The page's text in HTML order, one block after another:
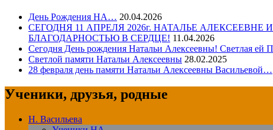
День Рождения НА… 20.04.2026
СЕГОДНЯ 11 АПРЕЛЯ 2026г. НАТАЛЬЕ
БЛАГОДАРНОСТЬЮ В СЕРДЦЕ! 11.04.2026
Сегодня День рождения Натальи Алексеевны! Светлая ей
Светлой памяти Натальи Алексеевны 28.02.2025
28 февраля день памяти Натальи Алексеевны Васильевой…
Ученики, друзья, родные
Н. Васильева